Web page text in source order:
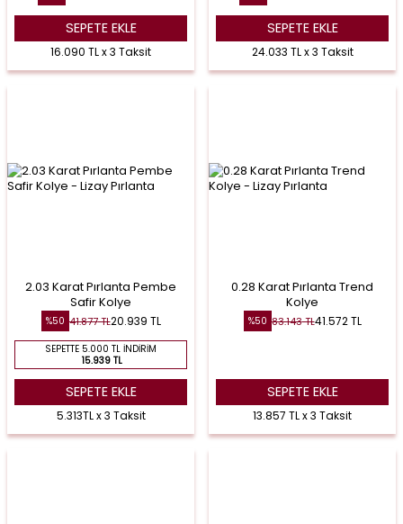
SEPETE EKLE
16.090 TL x 3 Taksit
SEPETE EKLE
24.033 TL x 3 Taksit
2.03 Karat Pırlanta Pembe
Safir Kolye
%50 41.877TL20.939 TL
SEPETTE 5.000 TL İNDIRIM
15.939 TL
SEPETE EKLE
5.313TL x 3 Taksit
0.28 Karat Pırlanta Trend
Kolye
%50 83.143TL41.572TL
SEPETE EKLE
13.857 TL x 3 Taksit